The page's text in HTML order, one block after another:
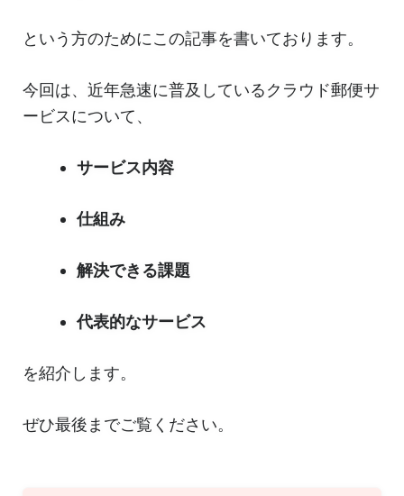
という方のためにこの記事を書いております。
今回は、近年急速に普及しているクラウド郵便サ
ービスについて、
サービス内容
仕組み
解決できる課題
代表的なサービス
を紹介します。
ぜひ最後までご覧ください。